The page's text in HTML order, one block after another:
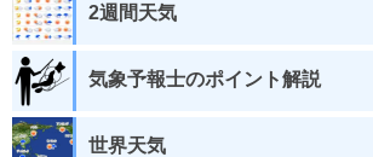
2週間天気
気象予報士のポイント解説
世界天気